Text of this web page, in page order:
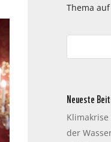
Thema
Neueste
der